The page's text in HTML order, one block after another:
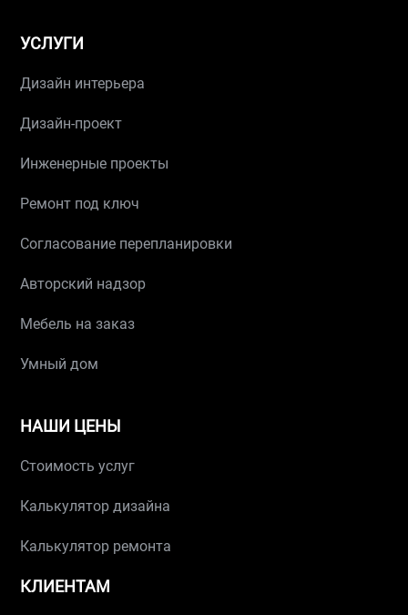
УСЛУГИ
Дизайн интерьера
Дизайн-проект
Инженерные проекты
Ремонт под ключ
Согласование перепланировки
Авторский надзор
Мебель на заказ
Умный дом
НАШИ ЦЕНЫ
Стоимость услуг
Калькулятор дизайна
Калькулятор ремонта
КЛИЕНТАМ